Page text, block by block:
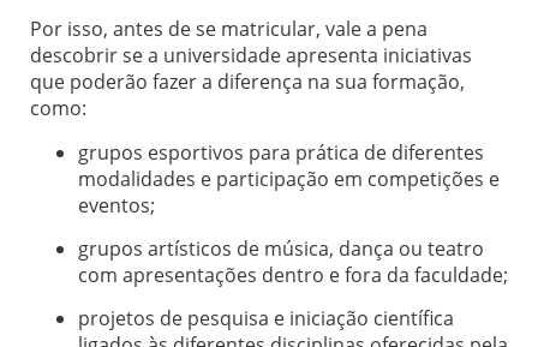
Por isso, antes de se matricular, vale a pena
descobrir se a universidade apresenta iniciativas
que poderão fazer a diferença na sua formação,
como:
grupos esportivos para prática de diferentes
modalidades e participação em competições e
eventos;
grupos artísticos de música, dança ou teatro
com apresentações dentro e fora da faculdade;
projetos de pesquisa e iniciação científica